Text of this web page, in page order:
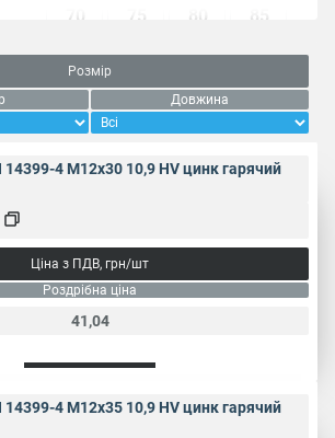
70
75 80
85
110
115 120
125
130
135 140
145
210
220 230
240
250
260
Шестигранна
Розмір
Довжина
14399-4 M12x30 10,9 HV цинк гарячий
Ціна з ПДВ, грн/шт
Роздрібна ціна
41,04
14399-4 M12x35 10,9 HV цинк гарячий